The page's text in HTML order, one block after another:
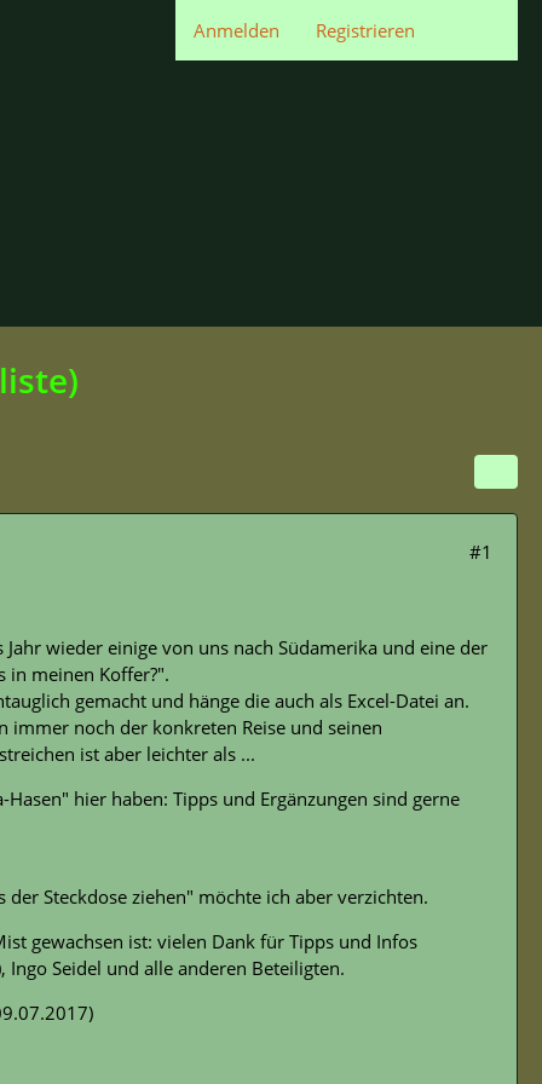
Anmelden Registrieren
#1
wieder einige von uns nach Südamerika und eine der
in meinen Koffer?".
gemacht und hänge die auch als Excel-Datei an.
immer noch der konkreten Reise und seinen
ist aber leichter als ...
hier haben: Tipps und Ergänzungen sind gerne
Steckdose ziehen" möchte ich aber verzichten.
gewachsen ist: vielen Dank für Tipps und Infos
Seidel und alle anderen Beteiligten.